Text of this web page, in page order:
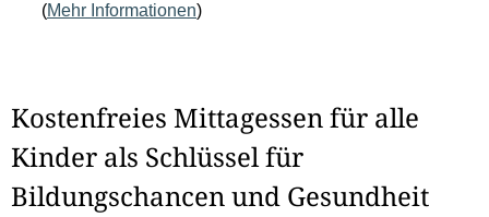
(Mehr Informationen)
Kostenfreies Mittagessen für alle
Kinder als Schlüssel für
Bildungschancen und Gesundheit